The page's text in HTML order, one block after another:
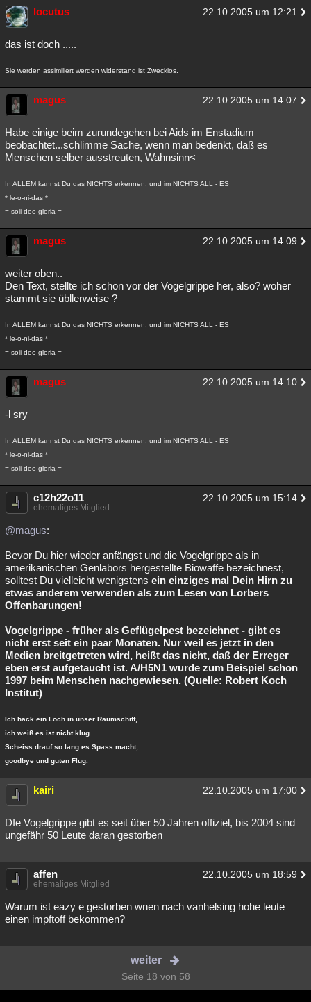
locutus 22.10.2005 um 12:21
das ist doch .....
Sie werden assimiliert werden widerstand ist Zwecklos.
magus 22.10.2005 um 14:07
Habe einige beim zurundegehen bei Aids im Enstadium
beobachtet...schlimme Sache, wenn man bedenkt, daß es
Menschen selber ausstreuten, Wahnsinn<
In ALLEM kannst Du das NICHTS erkennen, und im NICHTS ALL - ES
* le-o-ni-das *
= soli deo gloria =
magus 22.10.2005 um 14:09
weiter oben..
Den Text, stellte ich schon vor der Vogelgrippe her, also? woher
stammt sie übllerweise ?
In ALLEM kannst Du das NICHTS erkennen, und im NICHTS ALL - ES
* le-o-ni-das *
= soli deo gloria =
magus 22.10.2005 um 14:10
-l sry
In ALLEM kannst Du das NICHTS erkennen, und im NICHTS ALL - ES
* le-o-ni-das *
= soli deo gloria =
c12h22o11 22.10.2005 um 15:14
ehemaliges Mitglied
@magus:
Bevor Du hier wieder anfängst und die Vogelgrippe als in
amerikanischen Genlabors hergestellte Biowaffe bezeichnest,
solltest Du vielleicht wenigstens ein einziges mal Dein Hirn zu
etwas anderem verwenden als zum Lesen von Lorbers
Offenbarungen!
Vogelgrippe - früher als Geflügelpest bezeichnet - gibt es
nicht erst seit ein paar Monaten. Nur weil es jetzt in den
Medien breitgetreten wird, heißt das nicht, daß der Erreger
eben erst aufgetaucht ist. A/H5N1 wurde zum Beispiel schon
1997 beim Menschen nachgewiesen. (Quelle: Robert Koch
Institut)
Ich hack ein Loch in unser Raumschiff,
ich weiß es ist nicht klug.
Scheiss drauf so lang es Spass macht,
goodbye und guten Flug.
kairi 22.10.2005 um 17:00
DIe Vogelgrippe gibt es seit über 50 Jahren offiziel, bis 2004 sind
ungefähr 50 Leute daran gestorben
affen 22.10.2005 um 18:59
ehemaliges Mitglied
Warum ist eazy e gestorben wnen nach vanhelsing hohe leute
einen impftoff bekommen?
weiter
Seite 18 von 58